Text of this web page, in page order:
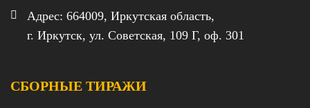
Адрес: 664009, Иркутская область,
г. Иркутск, ул. Советская, 109 Г, оф. 301
СБОРНЫЕ ТИРАЖИ